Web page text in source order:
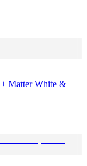
+ Matter White &